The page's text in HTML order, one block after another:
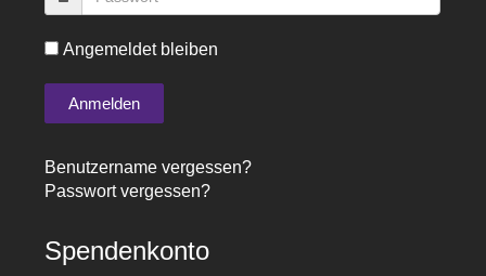
Angemeldet bleiben
Benutzername vergessen?
Passwort vergessen?
Spendenkonto